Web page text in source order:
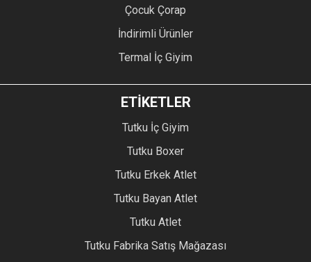
Çocuk Çorap
İndirimli Ürünler
Termal İç Giyim
ETİKETLER
Tutku İç Giyim
Tutku Boxer
Tutku Erkek Atlet
Tutku Bayan Atlet
Tutku Atlet
Tutku Fabrika Satış Mağazası